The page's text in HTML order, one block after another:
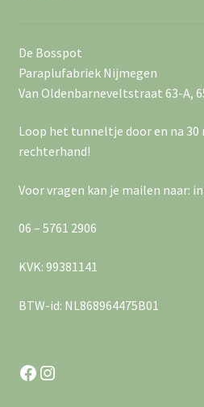
De Bosspot
Paraplufabriek Nijmegen
Van Oldenbarneveltstraat 63-A,
Loop het tunneltje door en na
rechterhand!
Voor vragen kan je mailen naar:
06 – 5761 2906
KVK: 99381141
BTW-id: NL868964475B01
Facebook
Instagram